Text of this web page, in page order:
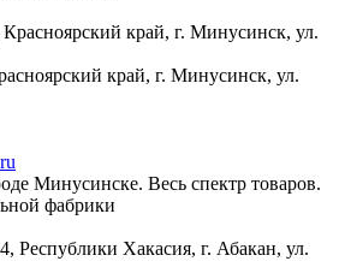
край, г. Минусинск, ул.
Минусинске. Весь спектр товаров.
фабрики